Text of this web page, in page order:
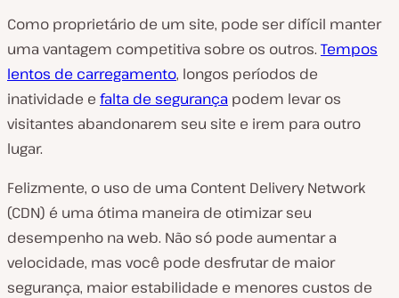
Como proprietário de um site, pode ser difícil manter
uma vantagem competitiva sobre os outros. Tempos
lentos de carregamento, longos períodos de
inatividade e falta de segurança podem levar os
visitantes abandonarem seu site e irem para outro
lugar.
Felizmente, o uso de uma Content Delivery Network
(CDN) é uma ótima maneira de otimizar seu
desempenho na web. Não só pode aumentar a
velocidade, mas você pode desfrutar de maior
segurança, maior estabilidade e menores custos de